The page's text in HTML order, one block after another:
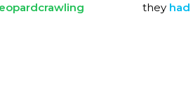
they had